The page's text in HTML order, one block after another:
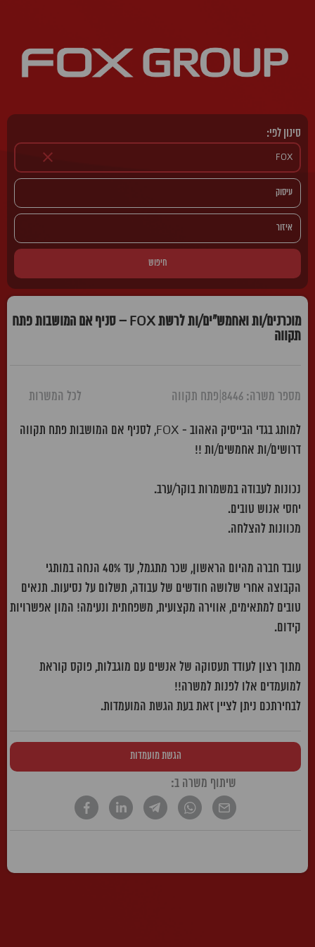
סינון לפי:
חיפוש
מוכרנים/ות ואחמש"ים/ות לרשת FOX – סניף אם המושבות פתח
תקווה
מספר משרה: 8446 פתח תקווה לכל המשרות
למותג בגדי הבייסיק האהוב - FOX, לסניף אם המושבות פתח תקווה
דרושים/ות אחמשים/ות !!
נכונות לעבודה במשמרות בוקר/ערב.
יחסי אנוש טובים.
מכוונות להצלחה.
עובד חברה מהיום הראשון, שכר מתגמל, עד 40% הנחה במותגי
הקבוצה אחרי שלושה חודשים של עבודה, תשלום על נסיעות. תנאים
טובים למתאימים, אווירה מקצועית, משפחתית ונעימה! המון אפשרויות
קידום.
מתוך רצון לעודד תעסוקה של אנשים עם מוגבלות, פוקס קוראת
למועמדים אלו לפנות למשרה!!
לבחירתכם ניתן לציין זאת בעת הגשת המועמדות.
הגשת מועמדות
שיתוף משרה ב: